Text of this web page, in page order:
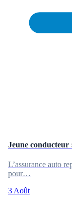
Jeune conducteur
L’assurance auto
pour…
3 Août